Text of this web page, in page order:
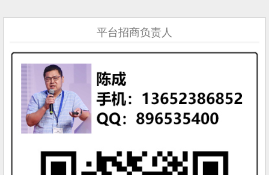
平台招商负责人